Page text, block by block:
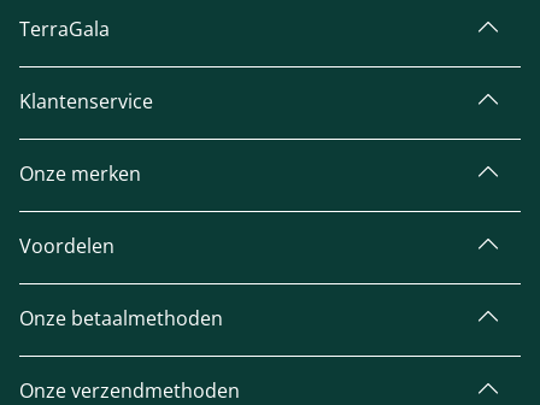
TerraGala
Klantenservice
Onze merken
Voordelen
Onze betaalmethoden
Onze verzendmethoden